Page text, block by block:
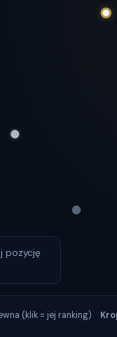
pozycję
(klik = jej ranking)